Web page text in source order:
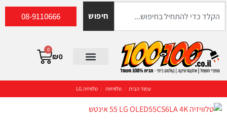
חיפוש 08-9110666
₪0
0
עמוד הבית / טלוויזיות / טלוויזיה LG